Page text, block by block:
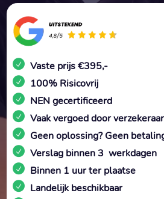
Vaste prijs €395,-
100% Risicovrij
NEN gecertificeerd
Vaak vergoed door
Geen oplossing? Geen
Verslag binnen 3 werkdagen
Binnen 1 uur ter plaatse
Landelijk beschikbaar